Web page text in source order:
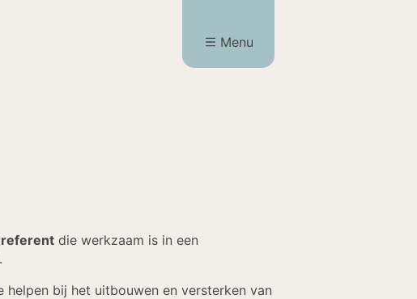
Menu
die werkzaam is in een
helpen bij het uitbouwen en versterken van